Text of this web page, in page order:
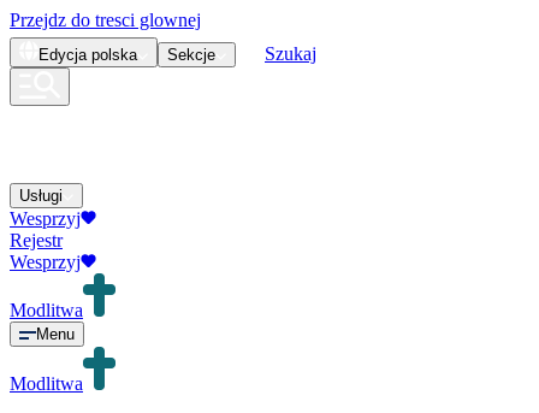
Przejdz do tresci glownej
Edycja polska Sekcje Szukaj
Usługi
Wesprzyj
Rejestr
Wesprzyj
Modlitwa
Menu
Modlitwa